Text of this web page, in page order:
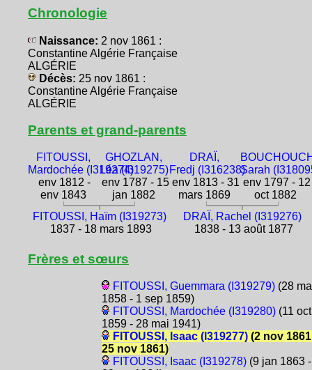
Chronologie
Naissance: 2 nov 1861 :
Constantine Algérie Française
ALGÉRIE
Décès: 25 nov 1861 :
Constantine Algérie Française
ALGÉRIE
Parents et grand-parents
FITOUSSI,
Mardochée (I319274)
env 1812 -
env 1843
GHOZLAN,
Léa (I319275)
env 1787 - 15
jan 1882
DRAÏ,
Fredj (I316238)
env 1813 - 31
mars 1869
Sarah
env 1797 - 12
oct 1882
FITOUSSI, Haïm (I319273)
1837 - 18 mars 1893
DRAÏ, Rachel (I319276)
1838 - 13 août 1877
Frères et sœurs
FITOUSSI, Guemmara (I319279)(28
1858 - 1 sep 1859)
FITOUSSI, Mardochée (I319280)(11 oct
1859 - 28 mai 1941)
FITOUSSI, Isaac (I319277)(2 nov
25 nov 1861)
FITOUSSI, Isaac (I319278)(9 jan 1863 -